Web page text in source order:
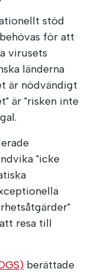
stöd
för att
virusets
länderna
är nödvändigt
är "risken inte
"icke
resa till
berättade